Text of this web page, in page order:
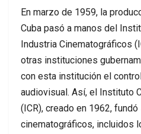
En marzo de 1959, la
Cuba pasó a manos del
Industria Cinematográficos
otras instituciones
con esta institución el
audiovisual. Así, el Instituto
(ICR), creado en 1962,
cinematográficos, incluidos